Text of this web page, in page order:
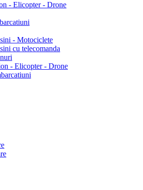
- Elicopter - Drone
- Motociclete
cu telecomanda
- Elicopter - Drone